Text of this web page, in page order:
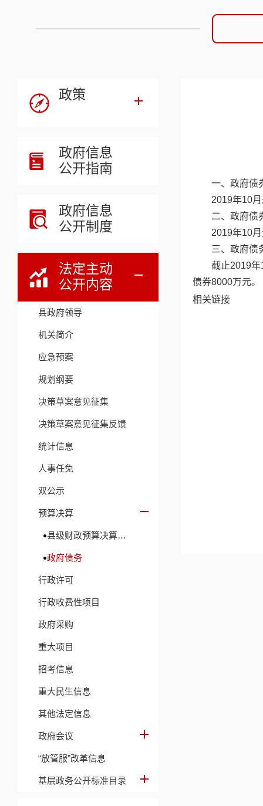
政策
政府信息
公开指南
政府信息
公开制度
法定主动
公开内容
县政府领导
机关简介
应急预案
规划纲要
决策草案意见征集
决策草案意见征集反馈
统计信息
人事任免
双公示
预算决算
县级财政预算决算及财政收支信息
政府债务
行政许可
行政收费性项目
政府采购
重大项目
招考信息
重大民生信息
其他法定信息
政府会议
“放管服”改革信息
基层政务公开标准目录
一、政府债
2019年10
二、政府债
2019年10
三、政府债
截止2019
债券8000万元。
相关链接